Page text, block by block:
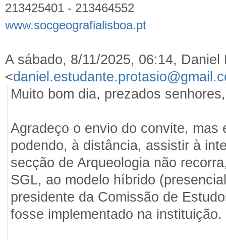
213425401 - 213464552
www.socgeografialisboa.pt
A sábado, 8/11/2025, 06:14,
<
Muito bom dia, prezados
Agradeço o envio do convite,
podendo, à distância, assistir à
secção de Arqueologia não
SGL, ao modelo híbrido
presidente da Comissão de
fosse implementado na instituição.